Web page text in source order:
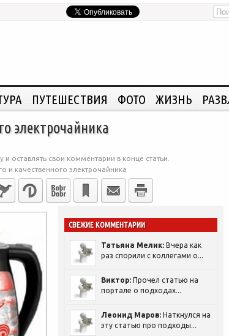
ПУТЕШЕСТВИЯ ФОТО ЖИЗНЬ
электрочайника
и оставлять свои комментарии в конце статьи.
и качественного электрочайника
СВЕЖИЕ КОММЕНТАРИИ
Татьяна Мелик: Вчера как
раз спорили с коллегами о...
Виктор: Прочел статью на
портале о подходах...
Леонид Маров: Наткнулся на
эту статью про подходы...